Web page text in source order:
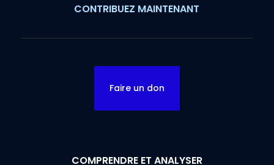
CONTRIBUEZ MAINTENANT
Faire un don
COMPRENDRE ET ANALYSER